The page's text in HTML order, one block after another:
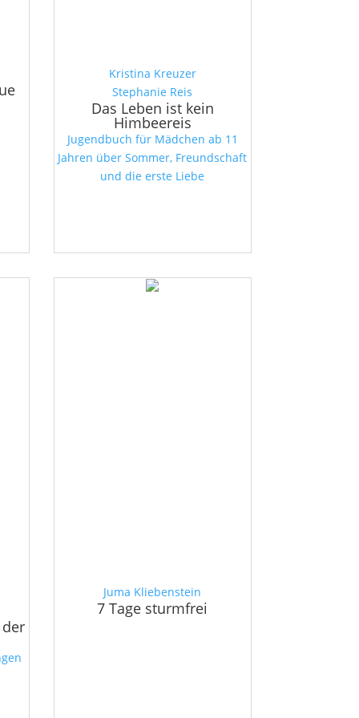
Kristina Kreuzer
Stephanie Reis
Das Leben ist kein
Himbeereis
Jugendbuch für Mädchen ab 11
Jahren über Sommer, Freundschaft
und die erste Liebe
Juma Kliebenstein
7 Tage sturmfrei